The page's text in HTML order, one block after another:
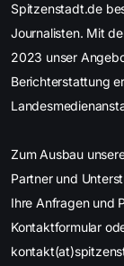
Spitzenstadt.de
Journalisten. Mit
2023 unser
Berichterstattung
Zum Ausbau
Partner und
Ihre Anfragen und
Kontaktformular